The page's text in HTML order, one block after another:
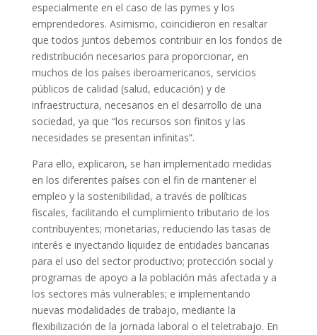
especialmente en el caso de las pymes y los
emprendedores. Asimismo, coincidieron en resaltar
que todos juntos debemos contribuir en los fondos de
redistribución necesarios para proporcionar, en
muchos de los países iberoamericanos, servicios
públicos de calidad (salud, educación) y de
infraestructura, necesarios en el desarrollo de una
sociedad, ya que “los recursos son finitos y las
necesidades se presentan infinitas”.
Para ello, explicaron, se han implementado medidas
en los diferentes países con el fin de mantener el
empleo y la sostenibilidad, a través de políticas
fiscales, facilitando el cumplimiento tributario de los
contribuyentes; monetarias, reduciendo las tasas de
interés e inyectando liquidez de entidades bancarias
para el uso del sector productivo; protección social y
programas de apoyo a la población más afectada y a
los sectores más vulnerables; e implementando
nuevas modalidades de trabajo, mediante la
flexibilización de la jornada laboral o el teletrabajo. En